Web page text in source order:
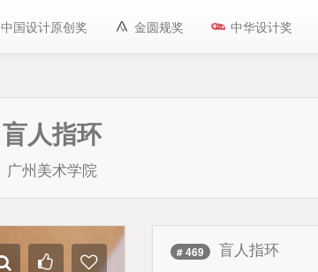
中国设计原创奖 金圆规奖 中华设计奖
盲人指环
广州美术学院
# 469 盲人指环